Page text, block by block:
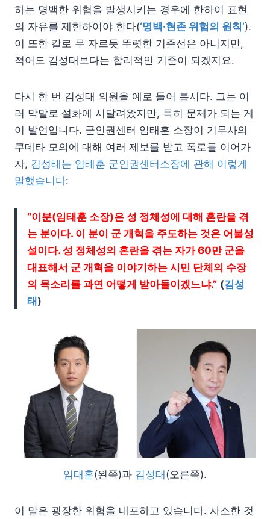
하는 명백한 위험을 발생시키는 경우에 한하여 표현
의 자유를 제한하여야 한다(‘명백·현존 위험의 원칙’).
이 또한 칼로 무 자르듯 뚜렷한 기준선은 아니지만,
적어도 김성태보다는 합리적인 기준이 되겠지요.
다시 한 번 김성태 의원을 예로 들어 봅시다. 그는 여
러 막말로 설화에 시달려왔지만, 특히 문제가 되는 게
이 발언입니다. 군인권센터 임태훈 소장이 기무사의
쿠데타 모의에 대해 여러 제보를 받고 폭로를 이어가
자, 김성태는 임태훈 군인권센터소장에 관해 이렇게
말했습니다:
“이분(임태훈 소장)은 성 정체성에 대해 혼란을 겪
는 분이다. 이 분이 군 개혁을 주도하는 것은 어불성
설이다. 성 정체성의 혼란을 겪는 자가 60만 군을
대표해서 군 개혁을 이야기하는 시민 단체의 수장
의 목소리를 과연 어떻게 받아들이겠느냐.” (김성
태)
임태훈(왼쪽)과 김성태 (오른쪽).
이 말은 굉장한 위험을 내포하고 있습니다. 사소한 것